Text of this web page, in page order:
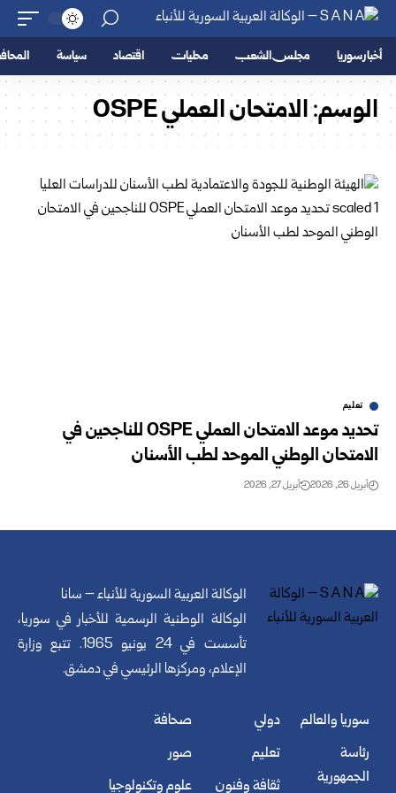
أخبار سوريا مجلس الشعب محليات اقتصاد سياسة
الوسم:الامتحان العملي OSPE
تعليم
تحديد موعد الامتحان العملي OSPE للناجحين في
الامتحان الوطني الموحد لطب الأسنان
أبريل 26, 2026 أبريل 27, 2026
الوكالة العربية السورية للأنباء – سانا
الوكالة الوطنية الرسمية للأخبار في سوريا،
تأسست في 24 يونيو 1965. تتبع وزارة
الإعلام، ومركزها الرئيسي في دمشق.
سوريا والعالم
رئاسة
الجمهورية
دولي
تعليم
ثقافة وفنون
صحافة
صور
علوم وتكنولوجيا